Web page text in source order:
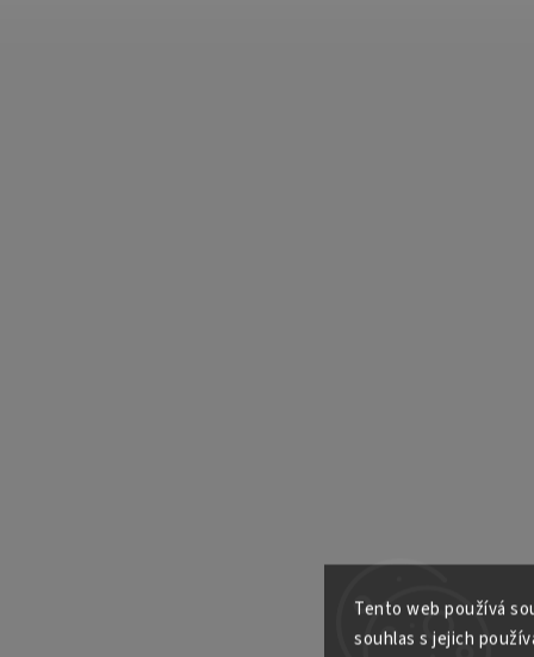
Tento web používá
souhlas s jejich